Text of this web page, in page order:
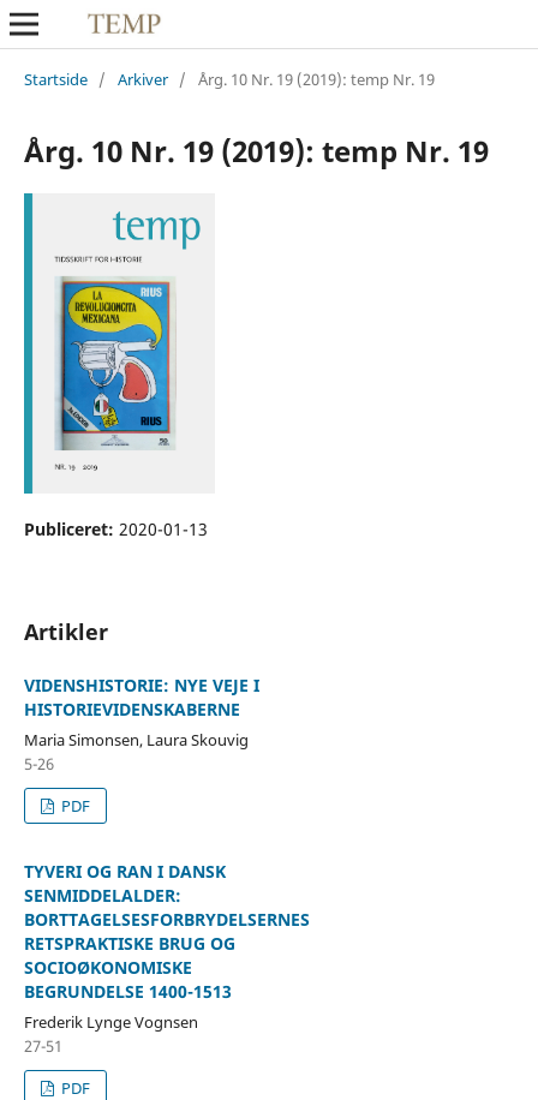
Startside / Arkiver / Årg. 10 Nr. 19 (2019): temp Nr. 19
Årg. 10 Nr. 19 (2019): temp Nr. 19
Publiceret: 2020-01-13
Artikler
VIDENSHISTORIE: NYE VEJE I
HISTORIEVIDENSKABERNE
Maria Simonsen, Laura Skouvig
5-26
PDF
TYVERI OG RAN I DANSK
SENMIDDELALDER:
BORTTAGELSESFORBRYDELSERNES
RETSPRAKTISKE BRUG OG
SOCIOØKONOMISKE
BEGRUNDELSE 1400-1513
Frederik Lynge Vognsen
27-51
PDF